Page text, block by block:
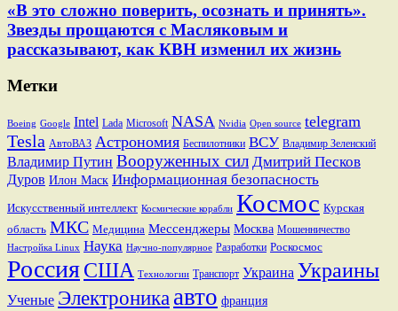
«В это сложно поверить, осознать и принять».
Звезды прощаются с Масляковым и
рассказывают, как КВН изменил их жизнь
Метки
Boeing Google Intel Lada Microsoft NASA Nvidia Open source telegram
Tesla АвтоВАЗ Астрономия Беспилотники ВСУ Владимир Зеленский
Владимир Путин Вооруженных сил Дмитрий Песков
Дуров Илон Маск Информационная безопасность
Искусственный интеллект Космические корабли Космос Курская
область МКС Медицина Мессенджеры Москва Мошенничество
Настройка Linux Наука Научно-популярное Разработки Роскосмос
РоссияСША Технологии Транспорт Украина Украины
Ученые Электроника авто франция